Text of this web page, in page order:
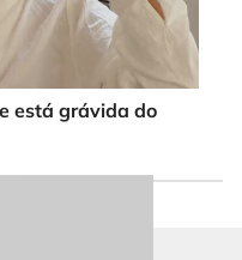
está grávida do